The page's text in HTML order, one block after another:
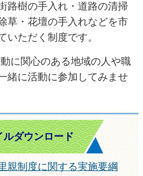
路樹の手入れ・道路の清掃
草・花壇の手入れなどを市
いただく制度です。
に関心のある地域の人や職
緒に活動に参加してみませ
ルダウンロード
親制度に関する実施要綱